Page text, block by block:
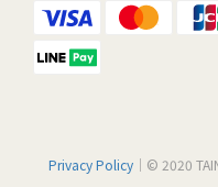
Privacy Policy｜© 2020